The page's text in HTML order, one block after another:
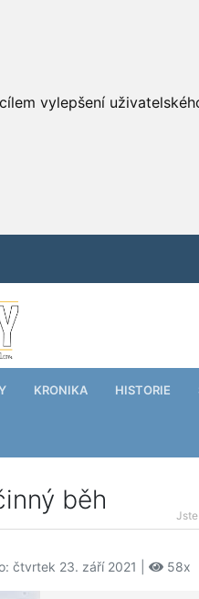
vylepšení
KRONIKA HISTORIE
běh
čtvrtek 23. září 2021 | 58x